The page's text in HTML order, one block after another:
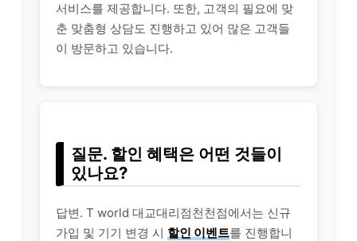
서비스를 제공합니다. 또한, 고객의 필요에 맞
춘 맞춤형 상담도 진행하고 있어 많은 고객들
이 방문하고 있습니다.
질문. 할인 혜택은 어떤 것들이
있나요?
답변. T world 대교대리점천천점에서는 신규
가입 및 기기 변경 시 할인 이벤트를 진행합니